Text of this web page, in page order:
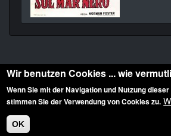
Diese Website ist urheberrechtlich geschützt: © 2010-
Rechte vorbehalten.
Wir benutzen Cookies ... wie
Wenn Sie mit der Navigation und Nutzung
stimmen Sie der Verwendung von Cookies zu.
OK